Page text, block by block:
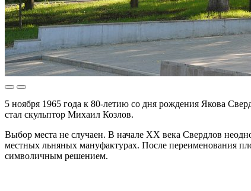
5 ноября 1965 года к 80-летию со дня рождения Якова
стал скульптор Михаил Козлов.
Выбор места не случаен. В начале XX века Свердлов
местных льняных мануфактурах. После переименования
символичным решением.